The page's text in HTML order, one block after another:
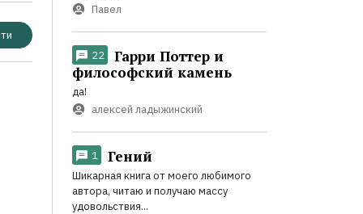
Павел
22
Гарри Поттер и
философский камень
да!
алексей ладыжинский
1 Гений
Шикарная книга от моего любимого
автора, читаю и получаю массу
удовольствия...